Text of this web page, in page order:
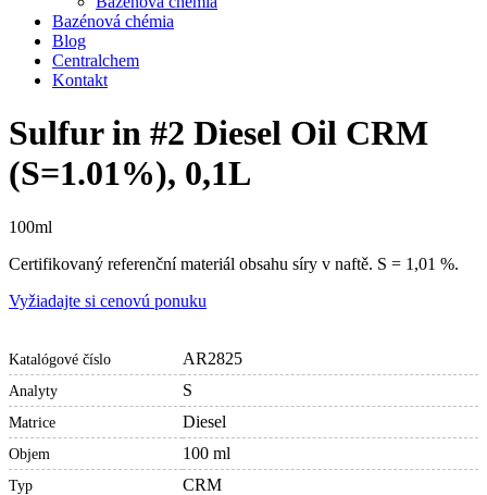
Bazénová chémia
Blog
Centralchem
Kontakt
Sulfur in #2 Diesel Oil CRM
(S=1.01%), 0,1L
100ml
Certifikovaný referenční materiál obsahu síry v naftě. S = 1,01 %.
Vyžiadajte si cenovú ponuku
Katalógové číslo AR2825
Analyty S
Matrice Diesel
Objem 100 ml
Typ CRM